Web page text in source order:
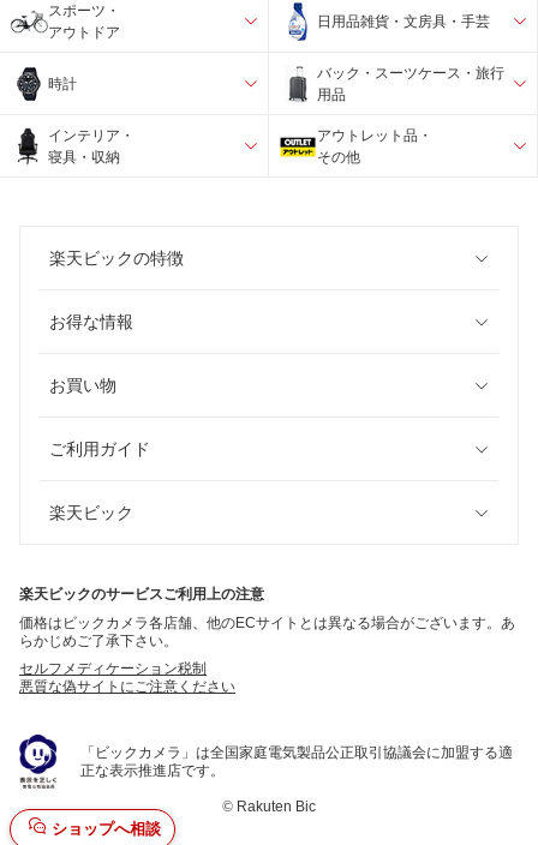
ショップへ相談
スポーツ・
アウトドア
日用品雑貨・文房具・手芸
時計
バック・スーツケース・旅行
用品
インテリア・
寝具・収納
アウトレット品・
その他
楽天ビックの特徴
お得な情報
お買い物
ご利用ガイド
楽天ビック
楽天ビックのサービスご利用上の注意
価格はビックカメラ各店舗、他のECサイトとは異なる場合がございます。あ
らかじめご了承下さい。
セルフメディケーション税制
悪質な偽サイトにご注意ください
「ビックカメラ」は全国家庭電気製品公正取引協議会に加盟する適
正な表示推進店です。
© Rakuten Bic